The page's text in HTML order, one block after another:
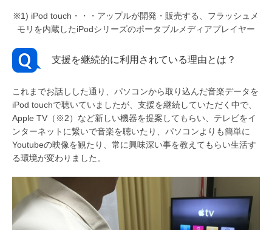
※1) iPod touch・・・アップルが開発・販売する、フラッシュメ
モリを内蔵したiPodシリーズのポータブルメディアプレイヤー
支援を継続的に利用されている理由とは？
これまでお話しした通り、パソコンから取り込んだ音楽データを
iPod touchで聴いていましたが、支援を継続していただく中で、
Apple TV（※2）など新しい機器を提案してもらい、テレビをイ
ンターネットに繋いで音楽を聴いたり、パソコンよりも簡単に
Youtubeの映像を観たり、常に興味深い事を教えてもらい生活す
る環境が変わりました。